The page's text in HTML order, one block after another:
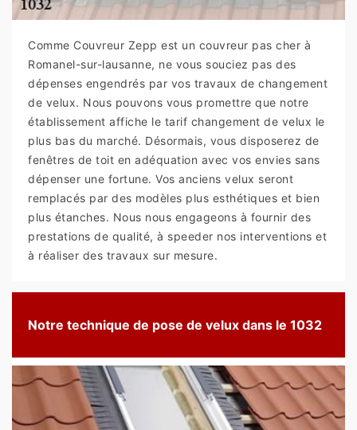
Comme Couvreur Zepp est un couvreur pas cher à
Romanel-sur-lausanne, ne vous souciez pas des
dépenses engendrés par vos travaux de changement
de velux. Nous pouvons vous promettre que notre
établissement affiche le tarif changement de velux le
plus bas du marché. Désormais, vous disposerez de
fenêtres de toit en adéquation avec vos envies sans
dépenser une fortune. Vos anciens velux seront
remplacés par des modèles plus esthétiques et bien
plus étanches. Nous nous engageons à fournir des
prestations de qualité, à speeder nos interventions et
à réaliser des travaux sur mesure.
Notre technique de pose de velux dans le 1032